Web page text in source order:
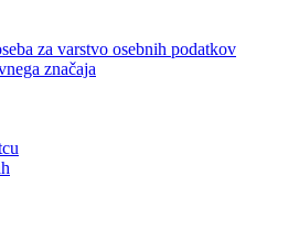
za varstvo osebnih podatkov
značaja